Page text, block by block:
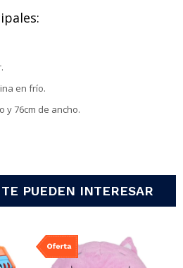
en frío.
y 76cm de ancho.
PUEDEN INTERESAR